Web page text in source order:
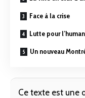
Face à la crise
Lutte pour
Un nouveau
Ce texte est une